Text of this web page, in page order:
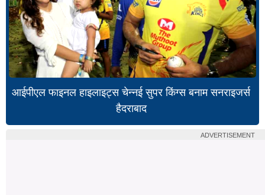
आईपीएल फाइनल हाइलाइट्स चेन्नई सुपर किंग्स बनाम सनराइजर्स
हैदराबाद
ADVERTISEMENT